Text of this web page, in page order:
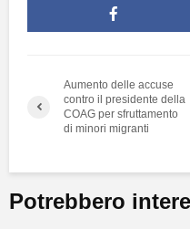
Aumento delle accuse
contro il presidente della
COAG per sfruttamento
di minori migranti
Potrebbero